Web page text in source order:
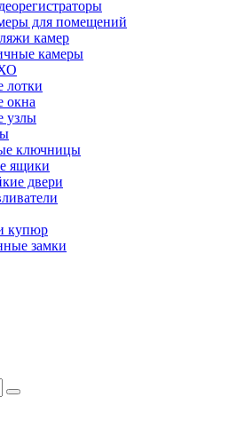
для помещений
камер
камеры
лотки
окна
узлы
ключницы
ящики
двери
купюр
замки